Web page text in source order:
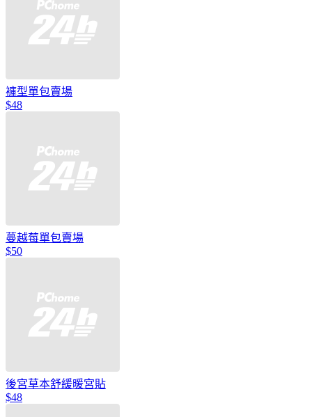
褲型單包賣場
$48
蔓越莓單包賣場
$50
後宮草本舒緩暖宮貼
$48